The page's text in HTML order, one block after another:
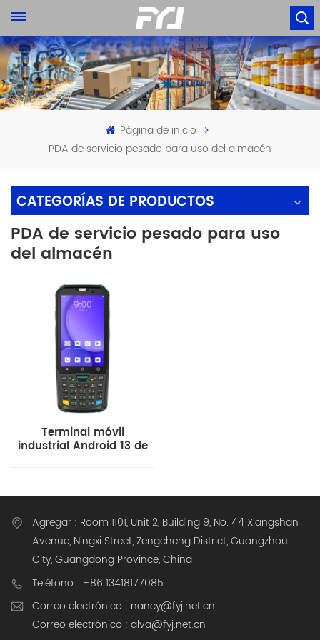
Página de inicio
PDA de servicio pesado para uso del almacén
CATEGORÍAS DE PRODUCTOS
PDA de servicio pesado para uso
del almacén
Terminal móvil
industrial Android 13 de
Agregar : Room 1101, Unit 2, Building 9, No. 44 Xiangshan
Avenue, Ningxi Street, Zengcheng District, Guangzhou
City, Guangdong Province, China
Teléfono : +86 13418177085
Correo electrónico : nancy@fyj.net.cn
Correo electrónico : alva@fyj.net.cn